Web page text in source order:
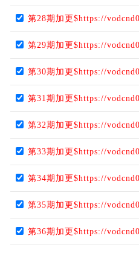
第28期加更$https://
第29期加更$https://
第30期加更$https://
第31期加更$https://
第32期加更$https://
第33期加更$https://
第34期加更$https://
第35期加更$https://
第36期加更$https://